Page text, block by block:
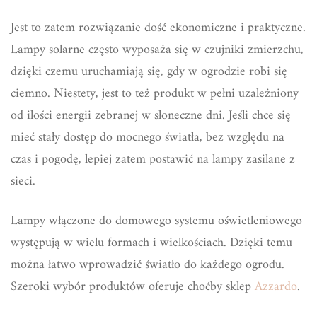
Jest to zatem rozwiązanie dość ekonomiczne i praktyczne.
Lampy solarne często wyposaża się w czujniki zmierzchu,
dzięki czemu uruchamiają się, gdy w ogrodzie robi się
ciemno. Niestety, jest to też produkt w pełni uzależniony
od ilości energii zebranej w słoneczne dni. Jeśli chce się
mieć stały dostęp do mocnego światła, bez względu na
czas i pogodę, lepiej zatem postawić na lampy zasilane z
sieci.
Lampy włączone do domowego systemu oświetleniowego
występują w wielu formach i wielkościach. Dzięki temu
można łatwo wprowadzić światło do każdego ogrodu.
Szeroki wybór produktów oferuje choćby sklepAzzardo.